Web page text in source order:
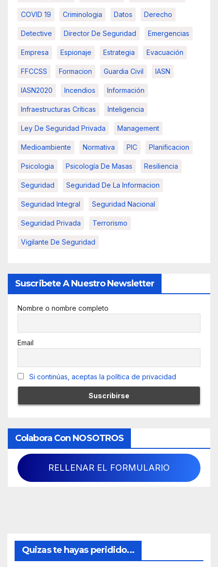
COVID 19 Criminologia Datos Derecho
Detective Director De Seguridad Emergencias
Empresa Espionaje Estrategia Evacuación
FFCCSS Formacion Guardia Civil IASN
IASN2020 Incendios Información
Infraestructuras Críticas Inteligencia
Ley De Seguridad Privada Management
Medioambiente Normativa PIC Planificacion
Psicologia Psicología De Masas Resiliencia
Seguridad Seguridad De La Informacion
Seguridad Integral Seguridad Nacional
Seguridad Privada Terrorismo
Vigilante De Seguridad
Suscribete A Nuestro Newsletter
Nombre o nombre completo
Email
Si continúas, aceptas la política de privacidad
Colabora Con NOSOTROS
RELLENAR EL FORMULARIO
Quizas te hayas peridido...